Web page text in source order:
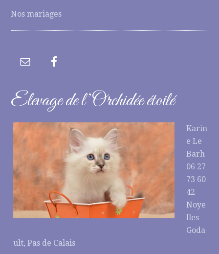
Nos mariages
Elevage de l’Orchidée étoilé
Karin
e Le
Barh
06 27
73 60
42
Noye
lles-
Goda
ult, Pas de Calais